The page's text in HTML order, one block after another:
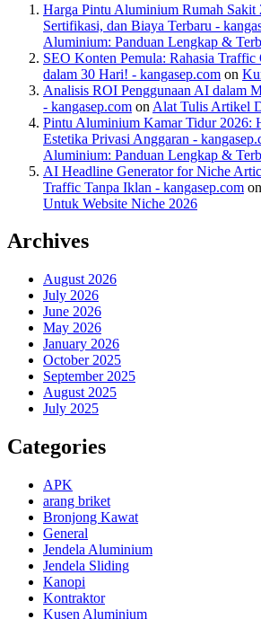
Harga Pintu Aluminium Rumah Sakit
Sertifikasi, dan Biaya Terbaru -
Aluminium: Panduan Lengkap &
SEO Konten Pemula: Rahasia
dalam 30 Hari! - kangasep.com on
Analisis ROI Penggunaan AI dalam
- kangasep.com on Alat Tulis Artikel
Pintu Aluminium Kamar Tidur 2026:
Estetika Privasi Anggaran -
Aluminium: Panduan Lengkap &
AI Headline Generator for Niche
Traffic Tanpa Iklan - kangasep.com on
Untuk Website Niche 2026
Archives
August 2026
July 2026
June 2026
May 2026
January 2026
October 2025
September 2025
August 2025
July 2025
Categories
APK
arang briket
Bronjong Kawat
General
Jendela Aluminium
Jendela Sliding
Kanopi
Kontraktor
Kusen Aluminium